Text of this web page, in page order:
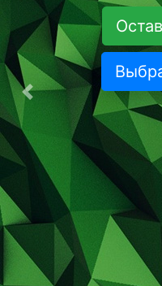
Предыдущая